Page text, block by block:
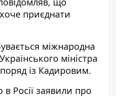
приєднати
міжнародна
Українського міністра
із Кадировим.
в Росії заявили про